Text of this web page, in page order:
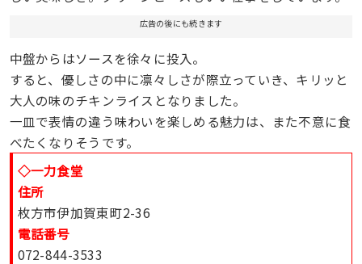
広告の後にも続きます
中盤からはソースを徐々に投入。
すると、優しさの中に凛々しさが際立っていき、キリッと
大人の味のチキンライスとなりました。
一皿で表情の違う味わいを楽しめる魅力は、また不意に食
べたくなりそうです。
◇一力食堂
住所
枚方市伊加賀東町2-36
電話番号
072-844-3533